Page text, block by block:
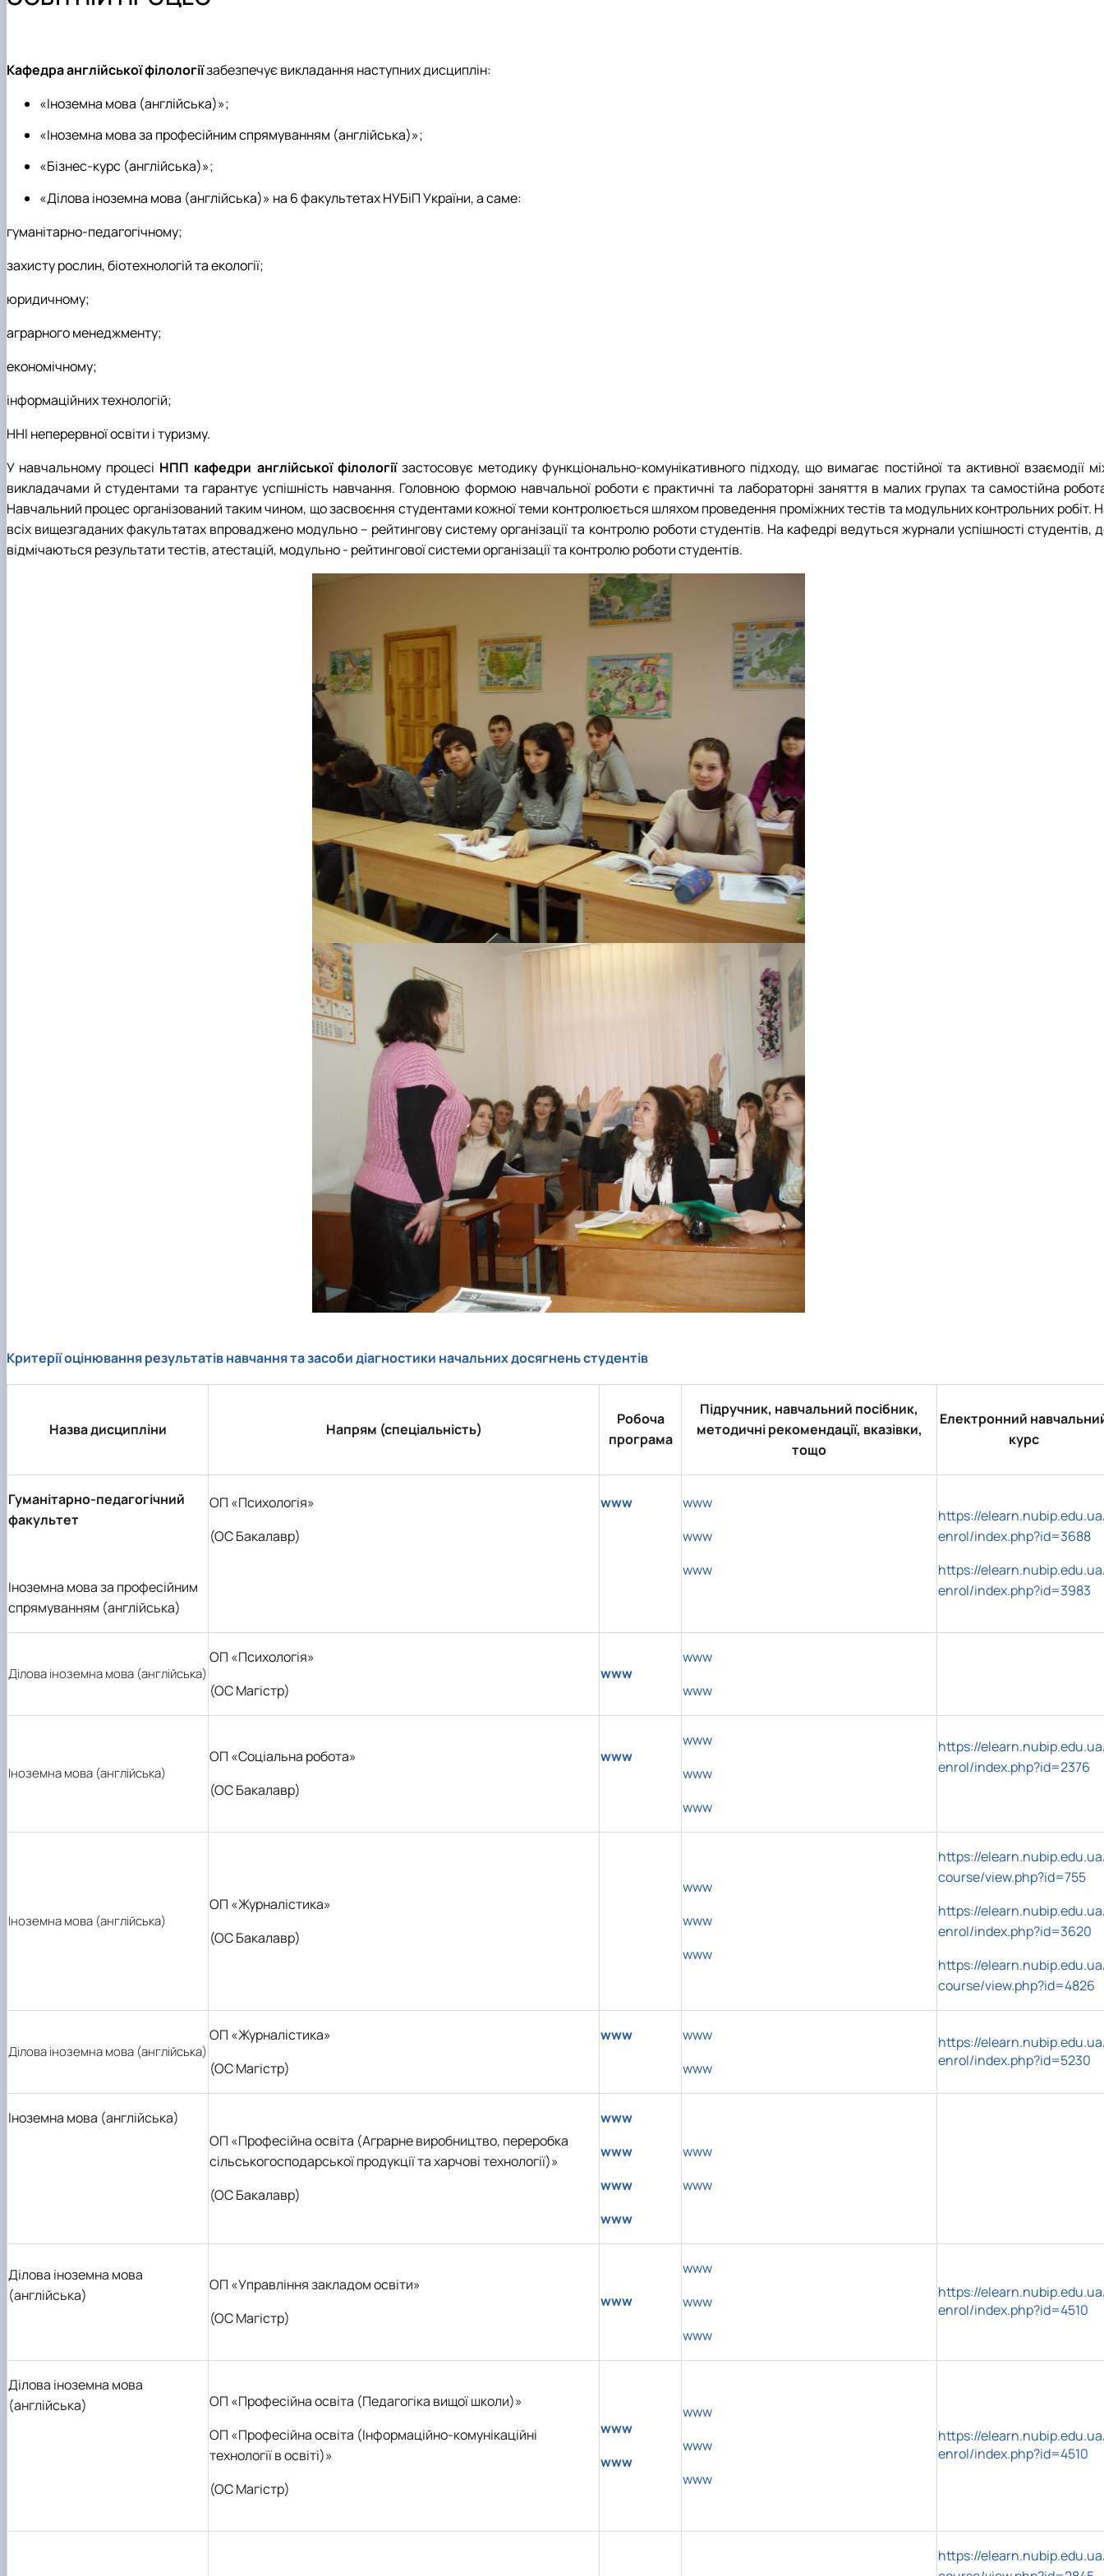
Міжнародна діяльність
Кафедра англійської філологіїзабезпечує викладання наступних дисциплін:
«Іноземна мова (англійська)»;
«Іноземна мова за професійним спрямуванням (англійська)»;
«Бізнес-курс (англійська)»;
«Ділова іноземна мова (англійська)» на 6 факультетах НУБіП України, а саме:
гуманітарно-педагогічному;
захисту рослин, біотехнологій та екології;
юридичному;
аграрного менеджменту;
економічному;
інформаційних технологій;
ННІ неперервної освіти і туризму.
У навчальному процесі НПП кафедри англійської філологіїзастосовує методику функціонально-комунікативного підходу, що вимагає постійної та активної взаємодії
викладачами й студентами та гарантує успішність навчання. Головною формою навчальної роботи є практичні та лабораторні заняття в малих групах та самостійна
Навчальний процес організований таким чином, що засвоєння студентами кожної теми контролюється шляхом проведення проміжних тестів та модульних контрольних робіт.
всіх вищезгаданих факультатах впроваджено модульно – рейтингову систему організації та контролю роботи студентів. На кафедрі ведуться журнали успішності студентів,
відмічаються результати тестів, атестацій, модульно - рейтингової системи організації та контролю роботи студентів.
Критерії оцінювання результатів навчання та засоби діагностики начальних досягнень студентів
Назва дисципліни Напрям (спеціальність)
Робоча
програма
Підручник, навчальний посібник,
методичні рекомендації, вказівки,
тощо
Електронний
курс
Гуманітарно-педагогічний
факультет
Іноземна мова за професійним
спрямуванням (англійська)
ОП «Психологія»
(ОС Бакалавр)
www
www
www
www
https://
enrol/index.php?id=3688
https://
enrol/index.php?id=3983
Ділова іноземна мова (англійська)
ОП «Психологія»
(ОС Магістр)
www
www
www
Іноземна мова (англійська)
ОП «Соціальна робота»
(ОС Бакалавр)
www
www
www
www
https://
enrol/index.php?id=2376
Іноземна мова (англійська)
ОП «Журналістика»
(ОС Бакалавр)
www
www
www
https://
course/view.php?id=755
https://
enrol/index.php?id=3620
https://
course/view.php?id=4826
Ділова іноземна мова (англійська)
ОП «Журналістика»
(ОС Магістр)
www
www
www
https://
enrol/index.php?id=5230
Іноземна мова (англійська)
ОП «Професійна освіта (Аграрне виробництво, переробка
сільськогосподарської продукції та харчові технології)»
(ОС Бакалавр)
www
www
www
www
www
www
Ділова іноземна мова
(англійська)
ОП «Управління закладом освіти»
(ОС Магістр)
www
www
www
www
https://
enrol/index.php?id=4510
Ділова іноземна мова
(англійська)
ОП «Професійна освіта (Педагогіка вищої школи)»
ОП «Професійна освіта (Інформаційно-комунікаційні
технології в освіті)»
(ОС Магістр)
www
www
www
www
www
https://
enrol/index.php?id=4510
https://